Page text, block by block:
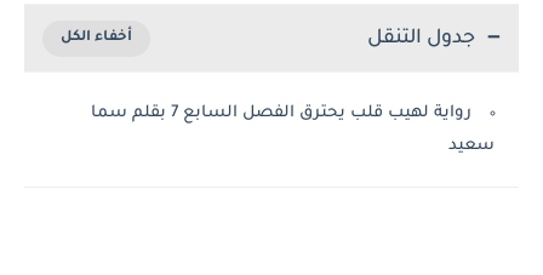
جدول التنقل
رواية لهيب قلب يحترق الفصل السابع 7 بقلم سما
سعيد